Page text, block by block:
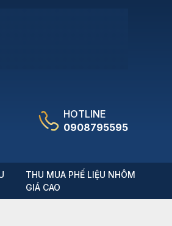
HOTLINE
0908795595
THU MUA PHẾ LIỆU NHÔM
GIÁ CAO